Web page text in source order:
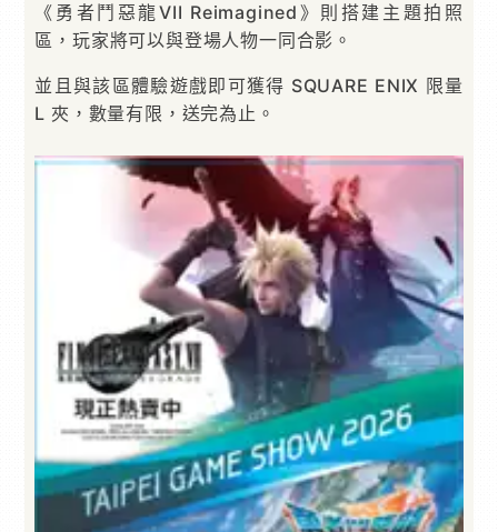
《勇者鬥惡龍VII Reimagined》則搭建主題拍照
區，玩家將可以與登場人物一同合影。
並且與該區體驗遊戲即可獲得 SQUARE ENIX 限量
L 夾，數量有限，送完為止。